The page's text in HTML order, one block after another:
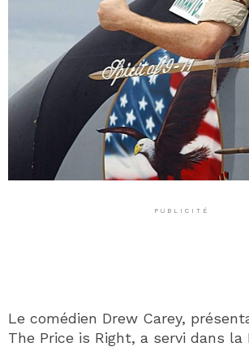
PUBLICITÉ
Le comédien Drew Carey,
The Price is Right, a servi dans la